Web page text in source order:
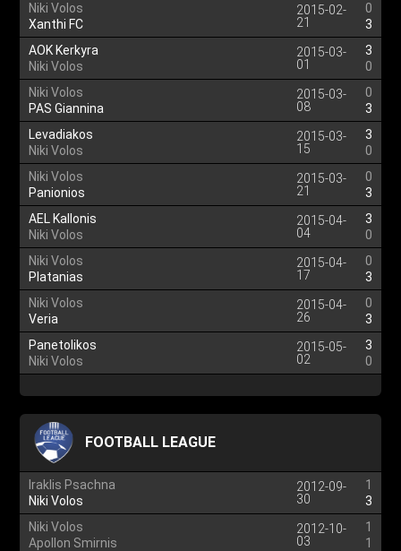
Niki Volos
Xanthi FC
2015-02-
21
0
3
AOK Kerkyra
Niki Volos
2015-03-
01
3
0
Niki Volos
PAS Giannina
2015-03-
08
0
3
Levadiakos
Niki Volos
2015-03-
15
3
0
Niki Volos
Panionios
2015-03-
21
0
3
AEL Kallonis
Niki Volos
2015-04-
04
3
0
Niki Volos
Platanias
2015-04-
17
0
3
Niki Volos
Veria
2015-04-
26
0
3
Panetolikos
Niki Volos
2015-05-
02
3
0
FOOTBALL LEAGUE
Iraklis Psachna
Niki Volos
2012-09-
30
1
3
Niki Volos
Apollon Smirnis
2012-10-
03
1
1